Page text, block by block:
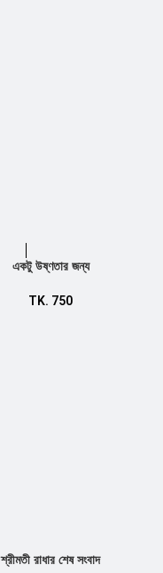
একটু উষ্ণতার জন্য
TK. 750
শ্রীমতী রাধার শেষ সংবাদ